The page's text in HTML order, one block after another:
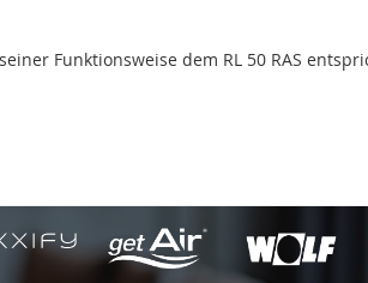
Funktionsweise dem RL 50 RAS